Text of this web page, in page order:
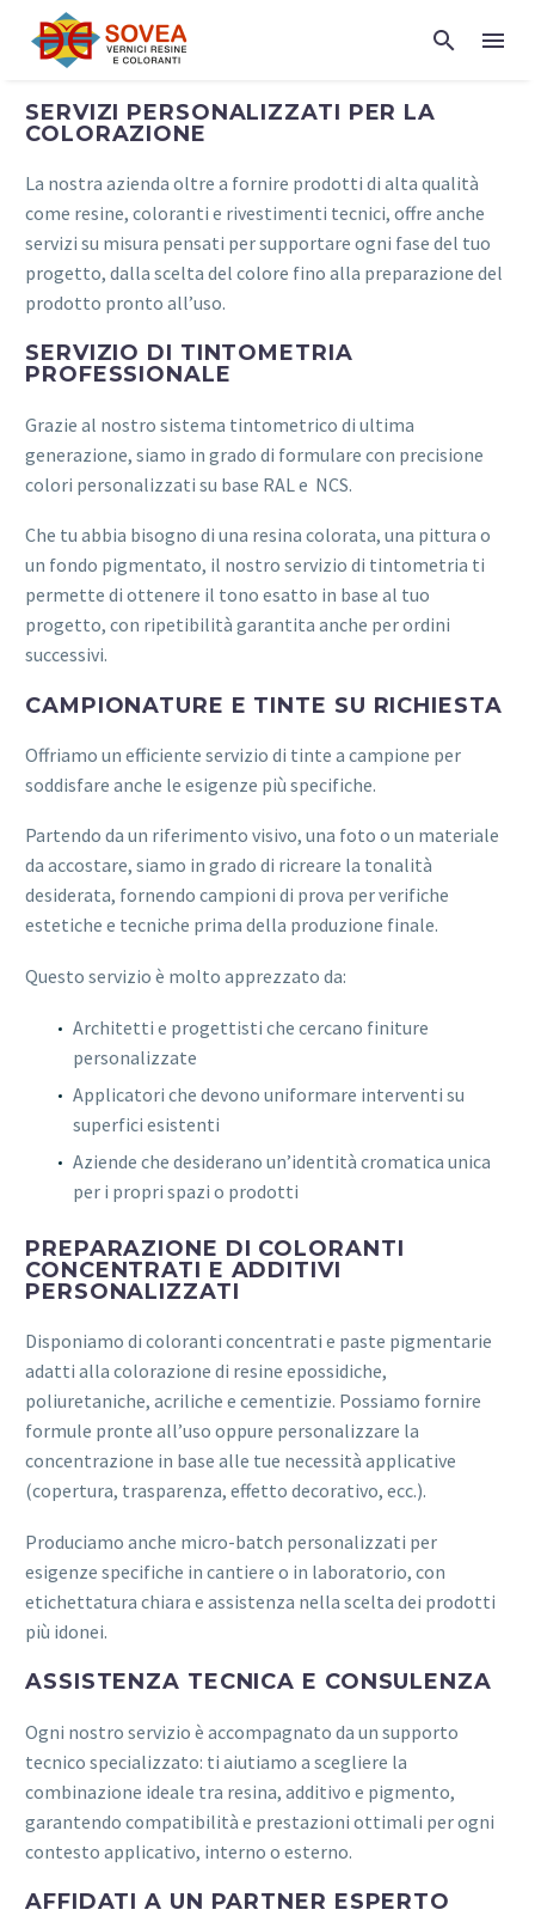
SERVIZI PERSONALIZZATI PER LA
COLORAZIONE
La nostra azienda oltre a fornire prodotti di alta qualità
come resine, coloranti e rivestimenti tecnici, offre anche
servizi su misura pensati per supportare ogni fase del tuo
progetto, dalla scelta del colore fino alla preparazione del
prodotto pronto all’uso.
SERVIZIO DI TINTOMETRIA
PROFESSIONALE
Grazie al nostro sistema tintometrico di ultima
generazione, siamo in grado di formulare con precisione
colori personalizzati su base RAL e NCS.
Che tu abbia bisogno di una resina colorata, una pittura o
un fondo pigmentato, il nostro servizio di tintometria ti
permette di ottenere il tono esatto in base al tuo
progetto, con ripetibilità garantita anche per ordini
successivi.
CAMPIONATURE E TINTE SU RICHIESTA
Offriamo un efficiente servizio di tinte a campione per
soddisfare anche le esigenze più specifiche.
Partendo da un riferimento visivo, una foto o un materiale
da accostare, siamo in grado di ricreare la tonalità
desiderata, fornendo campioni di prova per verifiche
estetiche e tecniche prima della produzione finale.
Questo servizio è molto apprezzato da:
Architetti e progettisti che cercano finiture
personalizzate
Applicatori che devono uniformare interventi su
superfici esistenti
Aziende che desiderano un’identità cromatica unica
per i propri spazi o prodotti
PREPARAZIONE DI COLORANTI
CONCENTRATI E ADDITIVI
PERSONALIZZATI
Disponiamo di coloranti concentrati e paste pigmentarie
adatti alla colorazione di resine epossidiche,
poliuretaniche, acriliche e cementizie. Possiamo fornire
formule pronte all’uso oppure personalizzare la
concentrazione in base alle tue necessità applicative
(copertura, trasparenza, effetto decorativo, ecc.).
Produciamo anche micro-batch personalizzati per
esigenze specifiche in cantiere o in laboratorio, con
etichettatura chiara e assistenza nella scelta dei prodotti
più idonei.
ASSISTENZA TECNICA E CONSULENZA
Ogni nostro servizio è accompagnato da un supporto
tecnico specializzato: ti aiutiamo a scegliere la
combinazione ideale tra resina, additivo e pigmento,
garantendo compatibilità e prestazioni ottimali per ogni
contesto applicativo, interno o esterno.
AFFIDATI A UN PARTNER ESPERTO